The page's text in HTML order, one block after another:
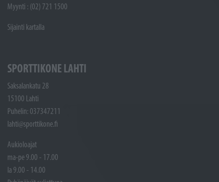
Myynti : (02) 721 1500
Sijainti kartalla
SPORTTIKONE LAHTI
Saksalankatu 28
15100 Lahti
Puhelin: 037347211
lahti@sporttikone.fi
Aukioloajat
ma-pe 9.00 - 17.00
la 9.00 - 14.00